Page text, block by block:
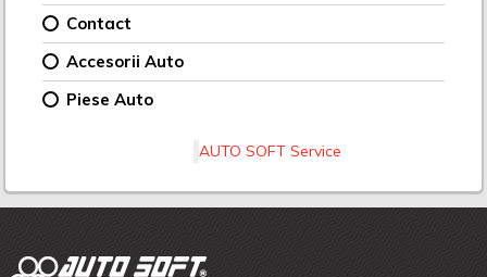
Contact
Accesorii Auto
Piese Auto
AUTO SOFT Service